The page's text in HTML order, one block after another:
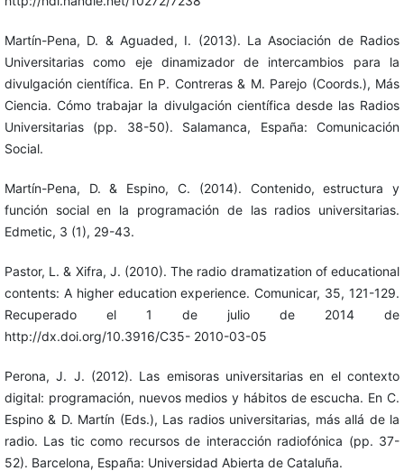
Martín-Pena, D. & Aguaded, I. (2013). La Asociación de Radios
Universitarias como eje dinamizador de intercambios para la
divulgación científica. En P. Contreras & M. Parejo (Coords.), Más
Ciencia. Cómo trabajar la divulgación científica desde las Radios
Universitarias (pp. 38-50). Salamanca, España: Comunicación
Social.
Martín-Pena, D. & Espino, C. (2014). Contenido, estructura y
función social en la programación de las radios universitarias.
Edmetic, 3 (1), 29-43.
Pastor, L. & Xifra, J. (2010). The radio dramatization of educational
contents: A higher education experience. Comunicar, 35, 121-129.
Recuperado el 1 de julio de 2014 de
http://dx.doi.org/10.3916/C35- 2010-03-05
Perona, J. J. (2012). Las emisoras universitarias en el contexto
digital: programación, nuevos medios y hábitos de escucha. En C.
Espino & D. Martín (Eds.), Las radios universitarias, más allá de la
radio. Las tic como recursos de interacción radiofónica (pp. 37-
52). Barcelona, España: Universidad Abierta de Cataluña.